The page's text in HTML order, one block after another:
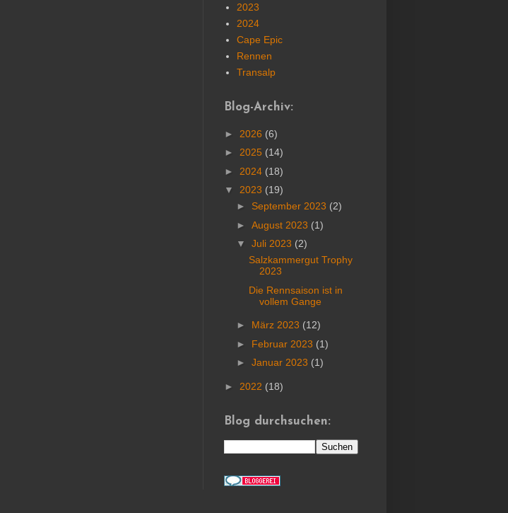
2023
2024
Cape Epic
Rennen
Transalp
Blog-Archiv:
► 2026 (6)
► 2025 (14)
► 2024 (18)
▼ 2023 (19)
► September 2023 (2)
► August 2023 (1)
▼ Juli 2023 (2)
Salzkammergut Trophy
2023
Die Rennsaison ist in
vollem Gange
► März 2023 (12)
► Februar 2023 (1)
► Januar 2023 (1)
► 2022 (18)
Blog durchsuchen: